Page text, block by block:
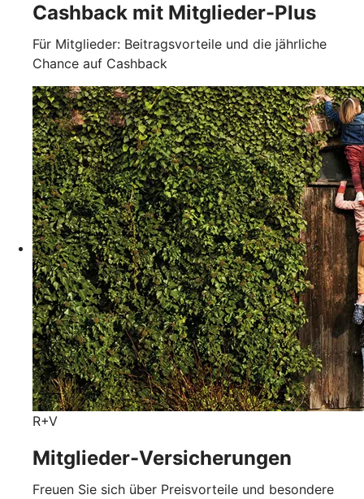
Cashback mit Mitglieder-Plus
Für Mitglieder: Beitragsvorteile und die jährliche
Chance auf Cashback
R+V
Mitglieder-Versicherungen
Freuen Sie sich über Preisvorteile und besondere